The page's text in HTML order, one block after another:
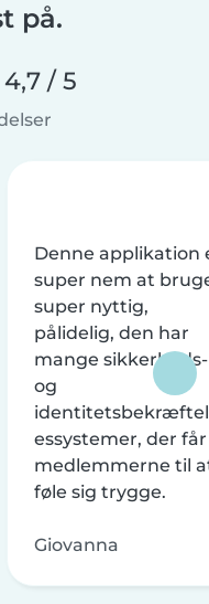
på.
4,7 / 5
Denne applikation
super nem at
super nyttig,
pålidelig, den har
mange sikkerheds-
og
essystemer, der får
medlemmerne til
føle sig trygge.
Giovanna